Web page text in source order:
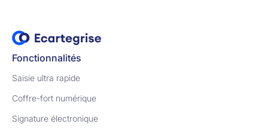
Fonctionnalités
Saisie ultra rapide
Coffre-fort numérique
Signature électronique